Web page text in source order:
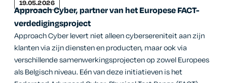
19.05.2026
Approach Cyber, partner van het Europese FACT-
verdedigingsproject
Approach Cyber levert niet alleen cybersereniteit aan zijn
klanten via zijn diensten en producten, maar ook via
verschillende samenwerkingsprojecten op zowel Europees
als Belgisch niveau. Eén van deze initiatieven is het